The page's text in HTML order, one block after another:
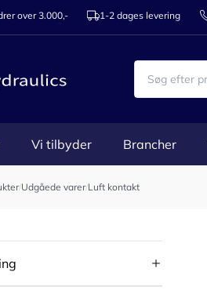
over 3.000,- 1-2 dages levering
Vi tilbyder Brancher
/Udgåede varer/Luft kontakt